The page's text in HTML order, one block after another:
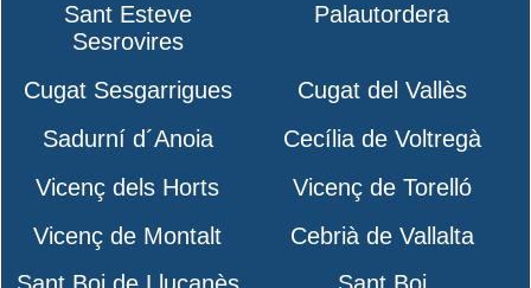
Sant Esteve
Sesrovires
Palautordera
Cugat Sesgarrigues
Cugat del Vallès
Sadurní d´Anoia
Cecília de Voltregà
Vicenç dels Horts
Vicenç de Torelló
Vicenç de Montalt
Cebrià de Vallalta